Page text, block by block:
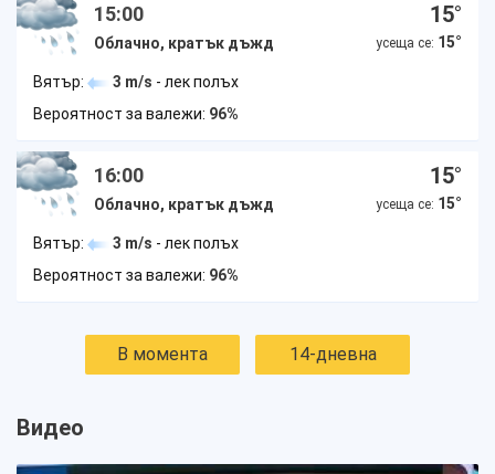
15:00
Облачно, кратък дъжд
15°
усеща се: 15°
Вятър: 3 m/s - лек полъх
Вероятност за валежи: 96%
16:00
Облачно, кратък дъжд
15°
усеща се: 15°
Вятър: 3 m/s - лек полъх
Вероятност за валежи: 96%
В момента 14-дневна
Видео